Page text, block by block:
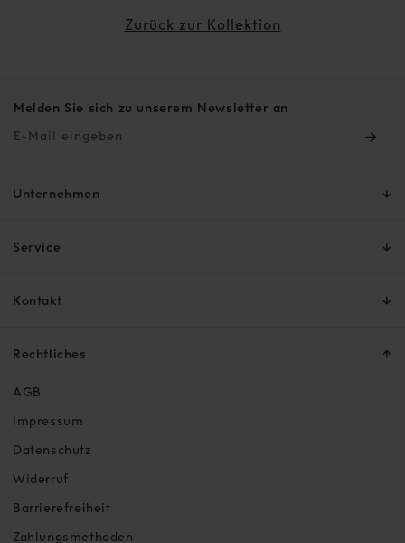
Zurück zur Kollektion
Unternehmen
Service
Kontakt
Rechtliches
AGB
Impressum
Datenschutz
Widerruf
Barrierefreiheit
Zahlungsmethoden
Melden Sie sich zu unserem Newsletter an
E-Mail eingeben